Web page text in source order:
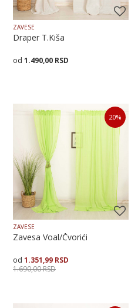
ZAVESE
Draper T.Kiša
1.490,00 RSD
Veličina
150X175 150X255
Dodaj u korpu
20%
ZAVESE
Zavesa Voal/Čvorići
1.351,99 RSD
1.690,00RSD